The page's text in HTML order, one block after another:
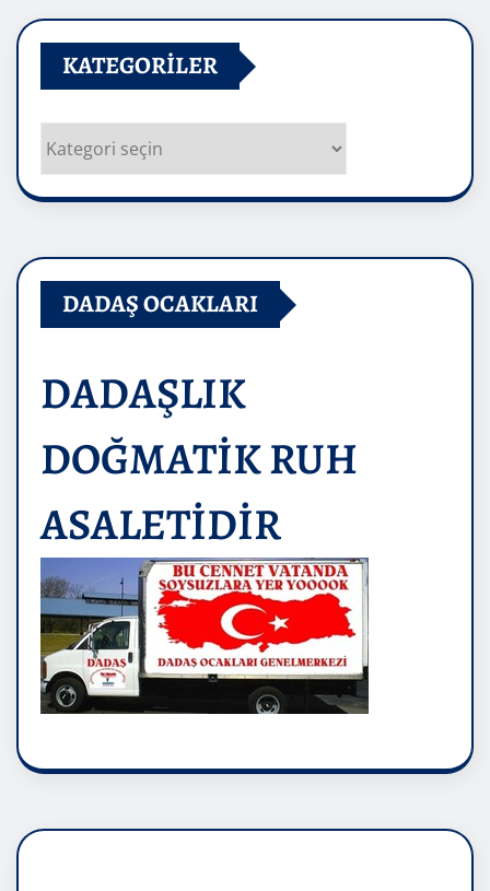
KATEGORILER
Kategoriler
DADAŞ OCAKLARI
DADAŞLIK
DOĞMATİK RUH
ASALETİDİR